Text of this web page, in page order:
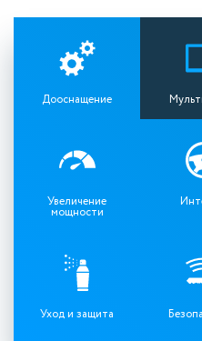
Дооснащение
Увеличение
мощности
Уход и защита